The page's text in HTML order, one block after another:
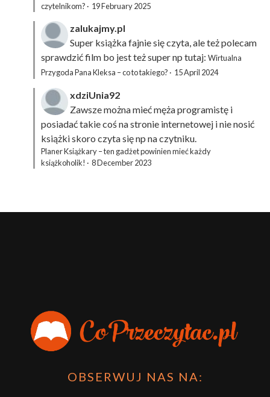
czytelnikom? · 19 February 2025
zalukajmy.pl
Super książka fajnie się czyta, ale też polecam
sprawdzić film bo jest też super np tutaj: Wirtualna
Przygoda Pana Kleksa – co to takiego? · 15 April 2024
xdziUnia92
Zawsze można mieć męża programistę i
posiadać takie coś na stronie internetowej i nie nosić
książki skoro czyta się np na czytniku.
Planer Książkary – ten gadżet powinien mieć każdy
książkoholik! · 8 December 2023
OBSERWUJ NAS NA: